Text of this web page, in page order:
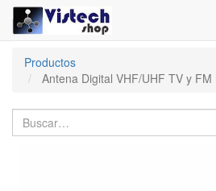
Productos
Antena Digital VHF/UHF TV y FM